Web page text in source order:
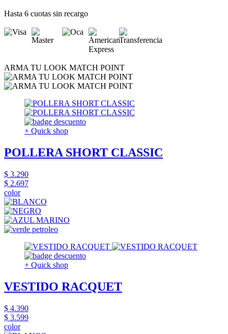
Hasta 6 cuotas sin recargo
ARMA TU LOOK MATCH POINT
+ Quick shop
POLLERA SHORT CLASSIC
$ 3.290
$ 2.697
color
+ Quick shop
VESTIDO RACQUET
$ 4.390
$ 3.599
color